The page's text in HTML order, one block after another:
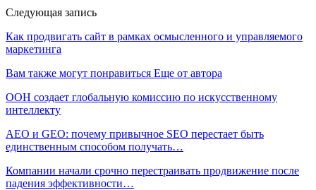
Следующая запись
Как продвигать сайт в рамках осмысленного и управляемого
маркетинга
Вам также могут понравиться Еще от автора
ООН создает глобальную комиссию по искусственному
интеллекту
AEO и GEO: почему привычное SEO перестает быть
единственным способом получать…
Компании начали срочно перестраивать продвижение после
падения эффективности…